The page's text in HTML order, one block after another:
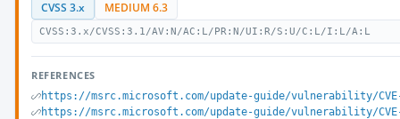
CVSS 3.x MEDIUM 6.3
CVSS:3.x/CVSS:3.1/AV:N/AC:L/PR:N/UI:R/S:U/C:L/I:L/A:L
REFERENCES
https://msrc.microsoft.com/update-guide/vulnerability/CVE-
https://msrc.microsoft.com/update-guide/vulnerability/CVE-